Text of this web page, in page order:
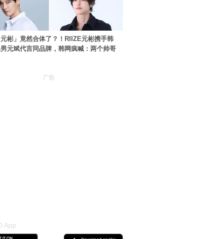
彬」竟然合体了？！RIIZE元彬携手韩
元斌代言同品牌，韩网疯喊：两个帅哥
广告
App